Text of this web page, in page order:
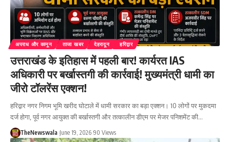
अपराध और कानून ताजा खबर देहरादून हरिद्वार
उत्तराखंड के इतिहास में पहली बार! कार्यरत IAS
अधिकारी पर बर्खास्तगी की कार्रवाई! मुख्यमंत्री धामी का
जीरो टॉलरेंस एक्शन!
हरिद्वार नगर निगम भूमि खरीद घोटाले में धामी सरकार का बड़ा एक्शन। 10 लोगों पर मुकदमा
दर्ज होगा, पूर्व नगर आयुक्त की बर्खास्तगी और तत्कालीन डीएम पर मेजर पनिशमेंट की…
TheNewswala June 19, 2026 90 Views